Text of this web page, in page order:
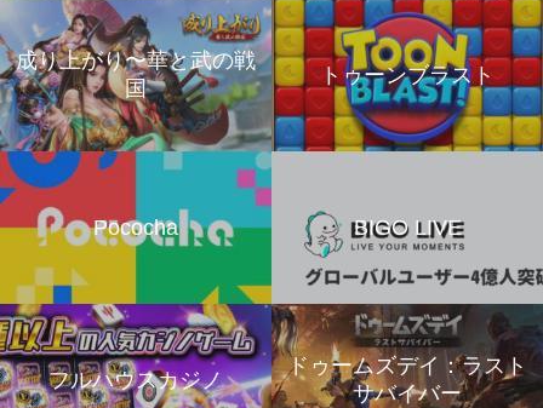
成り上がり〜華と武の戦
国
トゥーンブラスト
Pococha BIGO LIVE
フルハウスカジノ
ドゥームズデイ：ラスト
サバイバー